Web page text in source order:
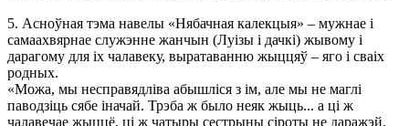
5. Асноўная тэма навелы «Нябачная калекцыя» – мужнае і
самаахвярнае служэнне жанчын (Луізы і дачкі) жывому і
дарагому для іх чалавеку, выратаванню жыццяў – яго і сваіх
родных.
«Можа, мы несправядліва абышліся з ім, але мы не маглі
паводзіць сябе іначай. Трэба ж было неяк жыць... а ці ж
чалавечае жыццё, ці ж чатыры сестрыны сіроты не даражэй,